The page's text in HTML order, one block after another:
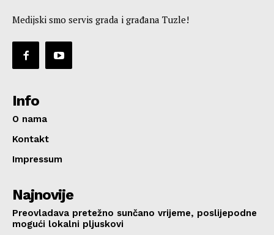
Medijski smo servis grada i građana Tuzle!
Info
O nama
Kontakt
Impressum
Najnovije
Preovladava pretežno sunčano vrijeme, poslijepodne
mogući lokalni pljuskovi